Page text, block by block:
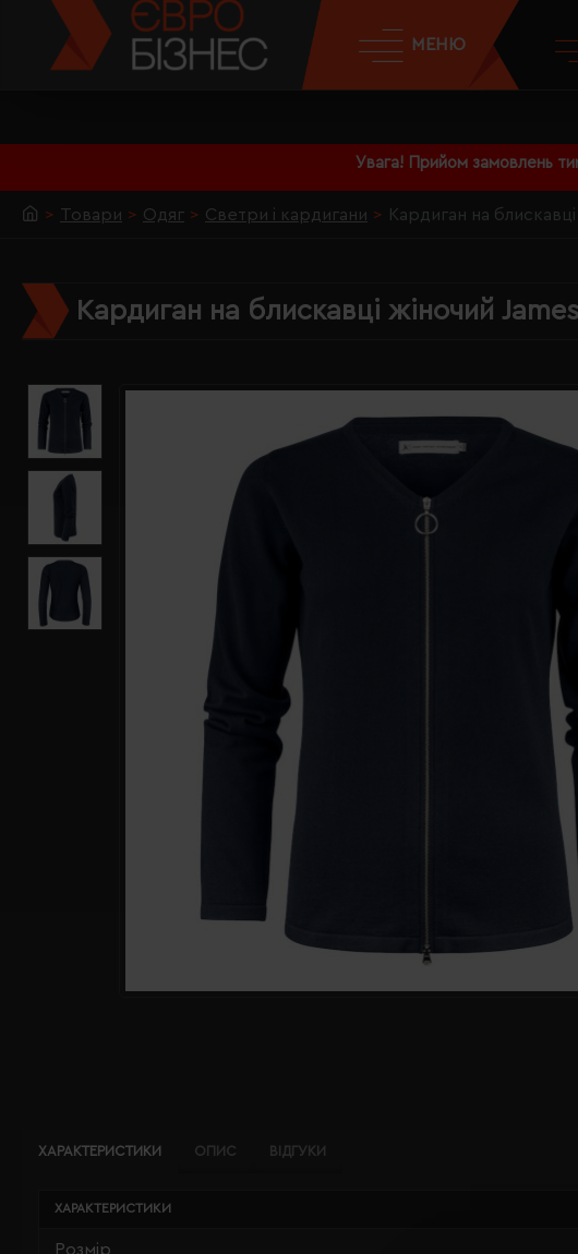
Увага! Прийом замовлень
МЕНЮ
Товари Одяг Светри і кардигани Кардиган на
Кардиган на блискавці жіночий
ХАРАКТЕРИСТИКИ ОПИС ВІДГУКИ
ХАРАКТЕРИСТИКИ
Розмір